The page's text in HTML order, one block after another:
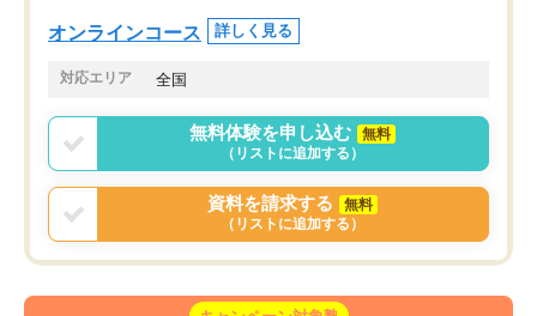
意識が変わったことが、目標校への合
オンラインコース 詳しく見る
対応エリア 全国
無料体験を申し込む
無料
（リストに追加する）
資料を請求する
無料
（リストに追加する）